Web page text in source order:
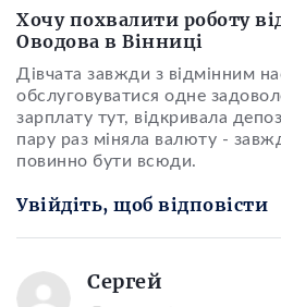
Хочу похвалити роботу
Оводова в Вінниці
Дівчата завжди з відмінним
обслуговуватися одне
зарплату тут, відкривала
пару раз міняла валюту -
повинно бути всюди.
Увійдіть, щоб відповісти
Сергей